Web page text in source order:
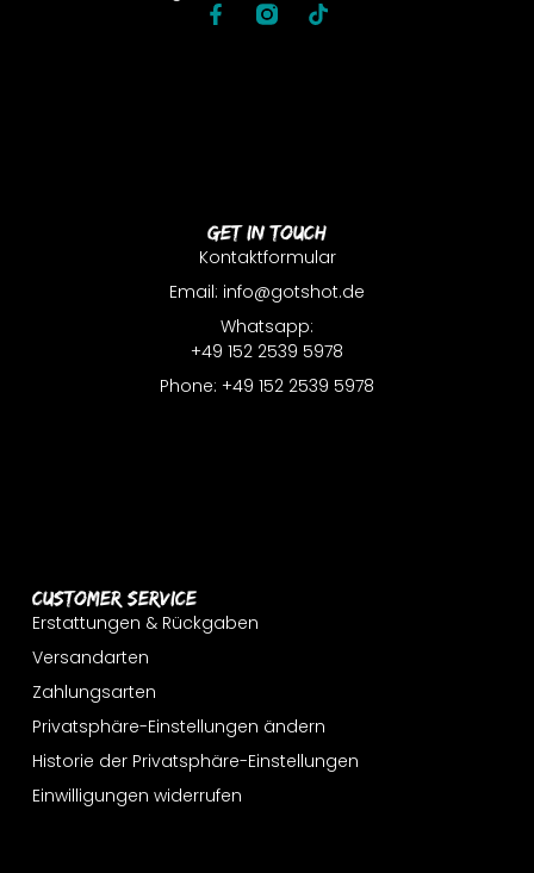
Customer Service
Erstattungen & Rückgaben
Versandarten
Zahlungsarten
Privatsphäre-Einstellungen ändern
Historie der Privatsphäre-Einstellungen
Einwilligungen widerrufen
Get In Touch
Kontaktformular
Email: info@gotshot.de
Whatsapp:
+49 152 2539 5978
Phone: +49 152 2539 5978